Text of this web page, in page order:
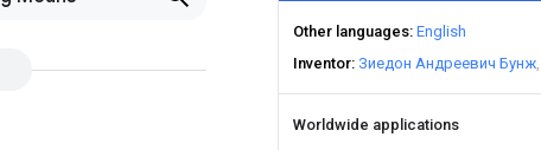
Other languages English
Inventor Зиедон Андреевич Бунж
Worldwide applications